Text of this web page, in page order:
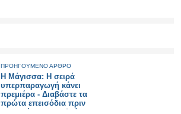
ΠΡΟΗΓΟΥΜΕΝΟ ΑΡΘΡΟ
Η Μάγισσα: Η σειρά
υπερπαραγωγή κάνει
πρεμιέρα - Διαβάστε τα
πρώτα επεισόδια πριν
παιχτούν στην τηλεόραση